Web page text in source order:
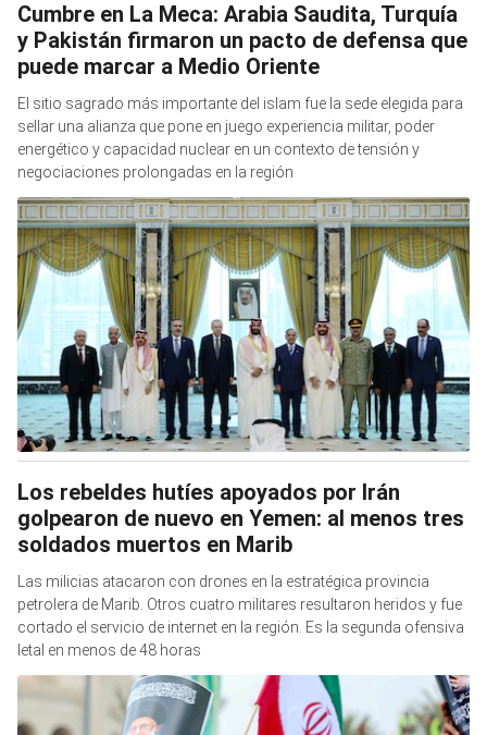
Cumbre en La Meca: Arabia Saudita, Turquía
y Pakistán firmaron un pacto de defensa que
puede marcar a Medio Oriente
El sitio sagrado más importante del islam fue la sede elegida para
sellar una alianza que pone en juego experiencia militar, poder
energético y capacidad nuclear en un contexto de tensión y
negociaciones prolongadas en la región
Los rebeldes hutíes apoyados por Irán
golpearon de nuevo en Yemen: al menos tres
soldados muertos en Marib
Las milicias atacaron con drones en la estratégica provincia
petrolera de Marib. Otros cuatro militares resultaron heridos y fue
cortado el servicio de internet en la región. Es la segunda ofensiva
letal en menos de 48 horas